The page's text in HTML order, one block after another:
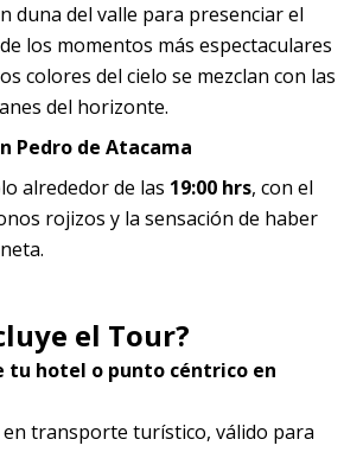
duna del valle para presenciar el
los momentos más espectaculares
colores del cielo se mezclan con las
del horizonte.
Pedro de Atacama
alrededor de las 19:00 hrs, con el
rojizos y la sensación de haber
el Tour?
tu hotel o punto céntrico en
transporte turístico, válido para